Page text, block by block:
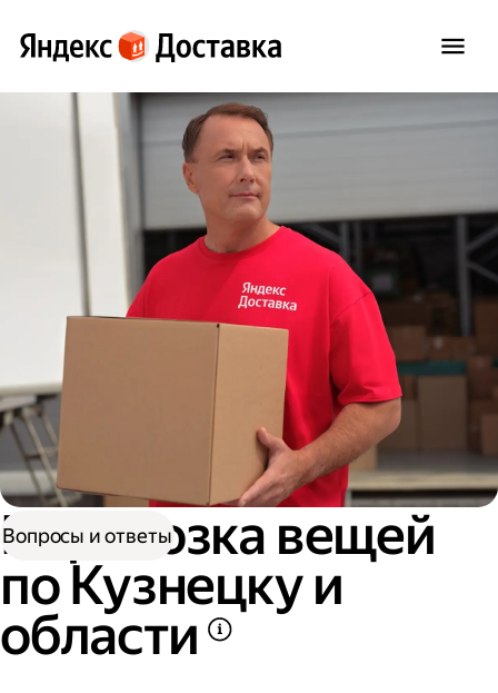
Перевозка вещей
по Кузнецку и
области
Вопросы и ответы